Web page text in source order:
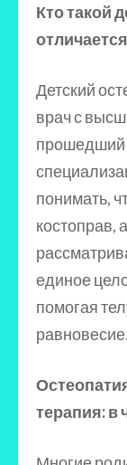
Кто такой
Детский
врач с
прошедший
понимать,
костоправ,
единое
помогая
равновесие.
терапия: в